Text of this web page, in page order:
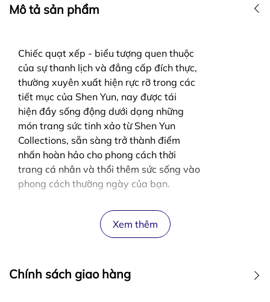
Mô tả sản phẩm
Chiếc quạt xếp - biểu tượng quen thuộc
của sự thanh lịch và đẳng cấp đích thực,
thường xuyên xuất hiện rực rỡ trong các
tiết mục của Shen Yun, nay được tái
hiện đầy sống động dưới dạng những
món trang sức tinh xảo từ Shen Yun
Collections, sẵn sàng trở thành điểm
nhấn hoàn hảo cho phong cách thời
trang cá nhân và thổi thêm sức sống vào
phong cách thường ngày của bạn.
Xem thêm
Chính sách giao hàng